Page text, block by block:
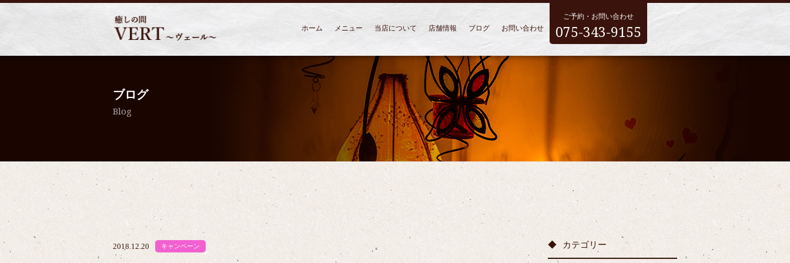
ホーム メニュー 当店について 店舗情報 ブログ お問い合わせ
ご予約・お問い合わせ
075-343-9155
ブログ
Blog
2018.12.20 キャンペーン カテゴリー